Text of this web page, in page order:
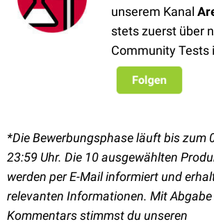
unserem Kanal
stets zuerst über
Community Tests
*Die Bewerbungsphase läuft bis zum
23:59 Uhr. Die 10 ausgewählten
werden per E-Mail informiert und
relevanten Informationen. Mit
Kommentars stimmst du unseren